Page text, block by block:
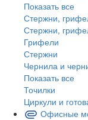
Показать все
Стержни,
Стержни,
Грифели
Стержни
Чернила и
Показать все
Точилки
Циркули и
Офисные